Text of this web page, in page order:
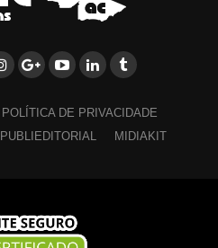
POLÍTICA DE PRIVACIDADE
PUBLIEDITORIAL MIDIAKIT